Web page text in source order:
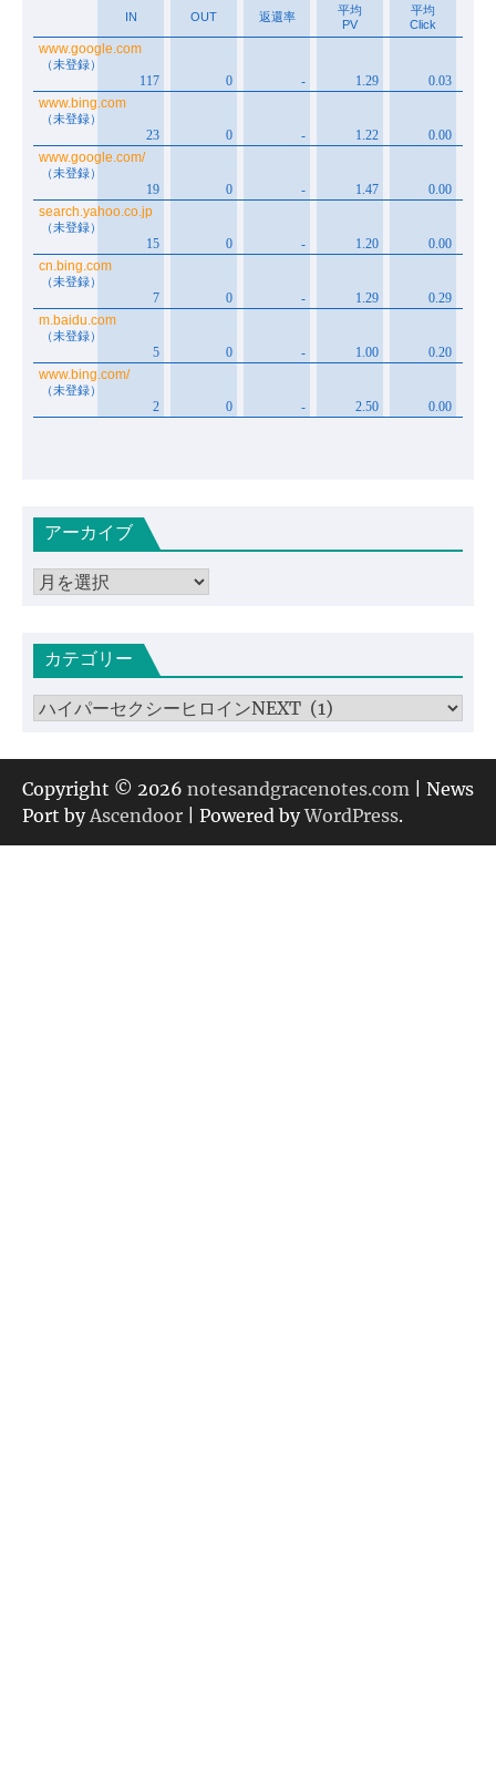
アーカイブ
ア
イカテゴリー
カ
ゴ
リ
ー
Copyright © 2026 notesandgracenotes.com | News
Port byAscendoor | Powered byWordPress.